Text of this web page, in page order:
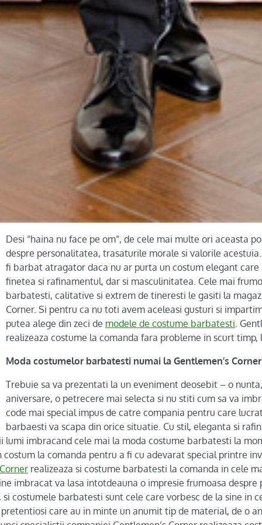
Desi “haina nu face pe om”, de cele mai multe ori aceasta
despre personalitatea, trasaturile morale si valorile
fi barbat atragator daca nu ar purta un costum elegant care
finetea si rafinamentul, dar si masculinitatea. Cele mai
barbatesti, calitative si extrem de tineresti le gasiti la
Corner. Si pentru ca nu toti avem aceleasi gusturi si
putea alege din zeci de modele de costume barbatesti.
realizeaza costume la comanda fara probleme in scurt
Moda costumelor barbatesti numai la Gentlemen’s Corner
Trebuie sa va prezentati la un eveniment deosebit – o
aniversare, o petrecere mai selecta si nu stiti cum sa va
code mai special impus de catre compania pentru care
barbaesti va scapa din orice situatie. Cu stil, eleganta si
lumi imbracand cele mai la moda costume barbatesti la
costum la comanda pentru a fi cu adevarat special printre
realizeaza si costume barbatesti la comanda in cele
imbracat va lasa intotdeauna o impresie frumoasa despre
costumele barbatesti sunt cele care vorbesc de la sine in
care au in minte un anumit tip de material, de o